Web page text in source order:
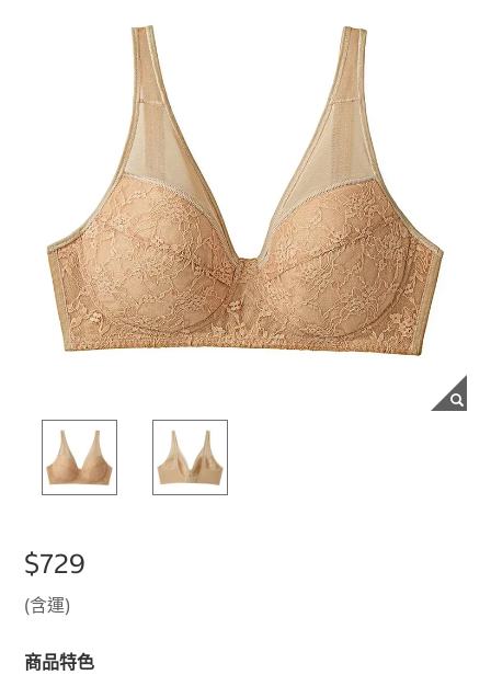
$729
(含運)
商品特色